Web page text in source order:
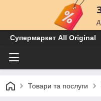
Супермаркет All Original
Товари та послуги